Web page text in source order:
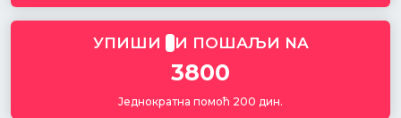
УПИШИ И ПОШАЉИ NA
3800
Једнократна помоћ 200 дин.